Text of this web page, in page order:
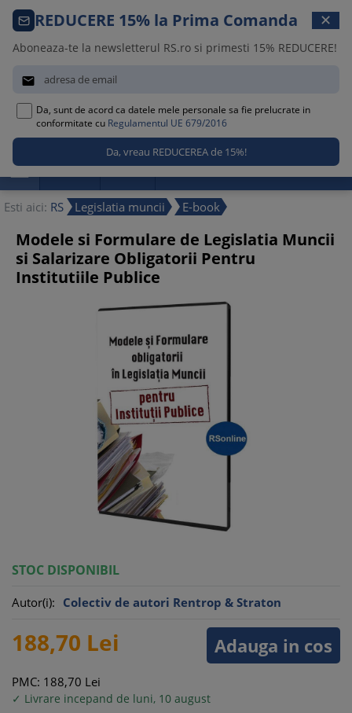
Comanda telefonica · 021 209 45 12

 Promotii Noutati Reduceri
Esti aici: RS Legislatia muncii E-book
REDUCERE 15% la Prima Comanda ✕
Aboneaza-te la newsletterul RS.ro si primesti 15% REDUCERE!

Da, sunt de acord ca datele mele personale sa fie prelucrate in
conformitate cu Regulamentul UE 679/2016
Modele si Formulare de Legislatia Muncii
si Salarizare Obligatorii Pentru
Institutiile Publice
STOC DISPONIBIL
Autor(i): Colectiv de autori Rentrop & Straton
Adauga in cos
188,70 Lei
PMC: 188,70 Lei
✓ Livrare incepand de luni, 10 august